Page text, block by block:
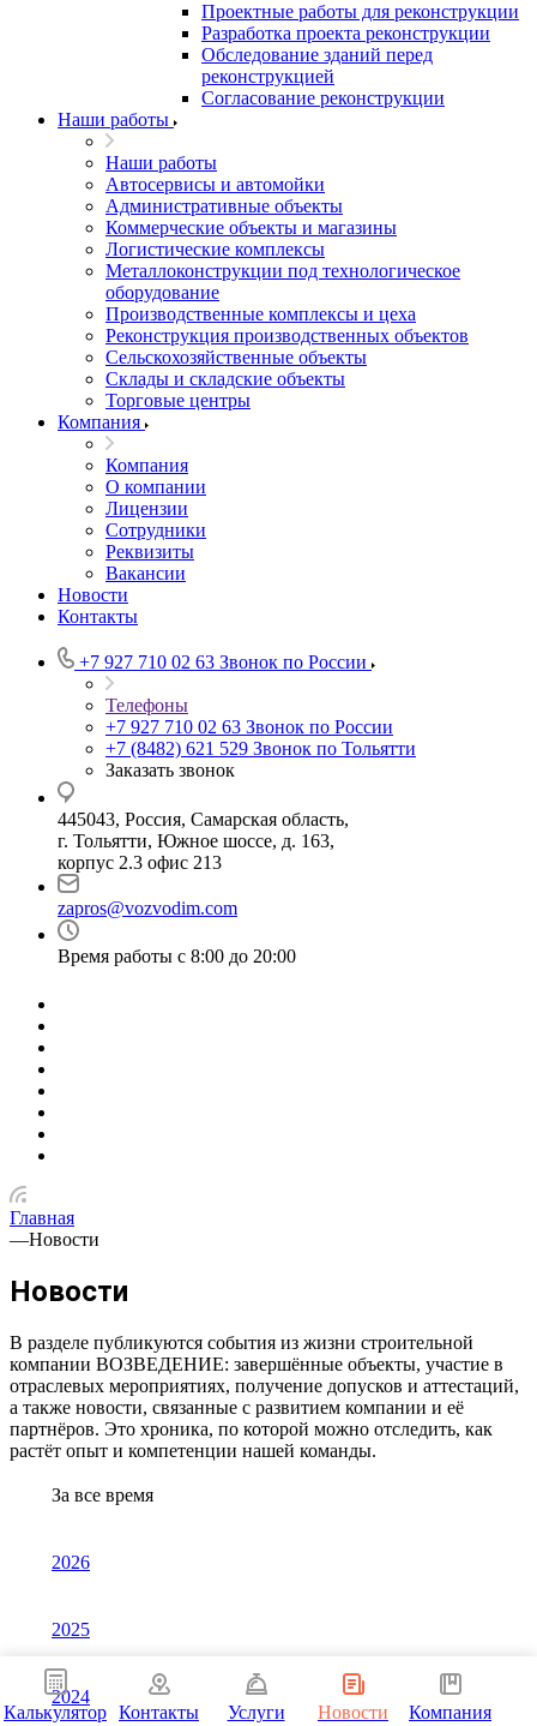
Проектные работы для реконструкции
Разработка проекта реконструкции
Обследование зданий перед
реконструкцией
Согласование реконструкции
Наши работы
Наши работы
Автосервисы и автомойки
Административные объекты
Коммерческие объекты и магазины
Логистические комплексы
Металлоконструкции под технологическое
оборудование
Производственные комплексы и цеха
Реконструкция производственных объектов
Сельскохозяйственные объекты
Склады и складские объекты
Торговые центры
Компания
Компания
О компании
Лицензии
Сотрудники
Реквизиты
Вакансии
Новости
Контакты
+7 927 710 02 63 Звонок по России
Телефоны
+7 927 710 02 63 Звонок по России
+7 (8482) 621 529 Звонок по Тольятти
Заказать звонок
445043, Россия, Самарская область,
г. Тольятти, Южное шоссе, д. 163,
корпус 2.3 офис 213
zapros@vozvodim.com
Время работы с 8:00 до 20:00
Главная
—Новости
Новости
В разделе публикуются события из жизни строительной
компании ВОЗВЕДЕНИЕ: завершённые объекты, участие в
отраслевых мероприятиях, получение допусков и аттестаций,
а также новости, связанные с развитием компании и её
партнёров. Это хроника, по которой можно отследить, как
растёт опыт и компетенции нашей команды.
За все время
2026
2025
2024
Калькулятор Контакты Услуги Новости Компания